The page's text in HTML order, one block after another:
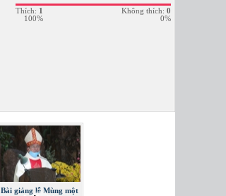
Thích: 1
100%
Không thích: 0
0%
Bài giảng lễ Mùng một